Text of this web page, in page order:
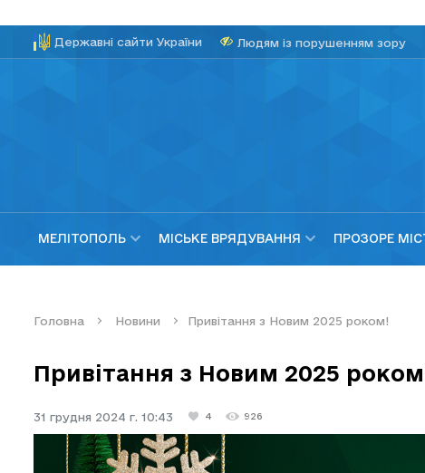
Державні сайти України Людям із порушенням зору
МЕЛІТОПОЛЬ МІСЬКЕ ВРЯДУВАННЯ ПРОЗОРЕ
Головна Новини Привітання з Новим 2025 роком!
Привітання з Новим 2025
31 грудня 2024 г. 10:43 4 926